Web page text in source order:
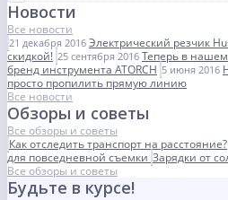
Новости
Все новости
21 декабря 2016 Электрический резчик
скидкой! 25 сентября 2016 Теперь в
бренд инструмента ATORCH 5 июня 2016
просто пропилить прямую линию
Все новости
Обзоры и советы
Все обзоры и советы
Как отследить транспорт на расстояние?
для повседневной съемки Зарядки от
Все обзоры и советы
Будьте в курсе!